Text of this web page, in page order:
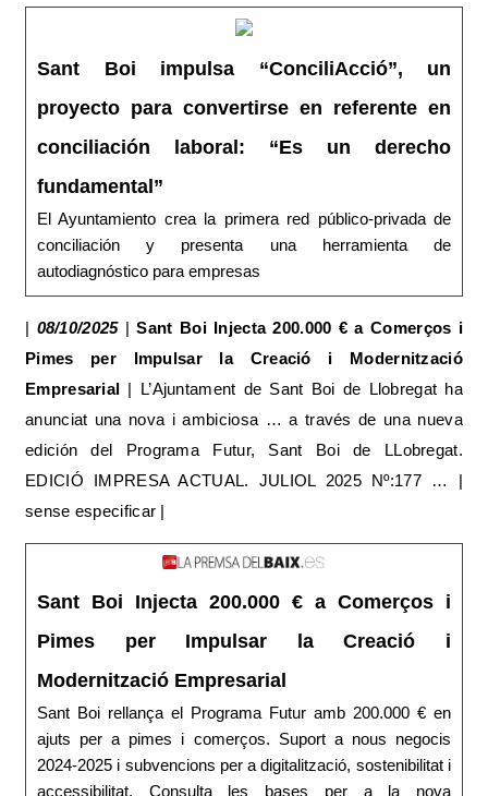
Sant Boi impulsa “ConciliAcció”, un
proyecto para convertirse en referente en
conciliación laboral: “Es un derecho
fundamental”
El Ayuntamiento crea la primera red público-privada de
conciliación y presenta una herramienta de
autodiagnóstico para empresas
| 08/10/2025|Sant Boi Injecta 200.000 € a Comerços i
Pimes per Impulsar la Creació i Modernització
Empresarial | L’Ajuntament de Sant Boi de Llobregat ha
anunciat una nova i ambiciosa … a través de una nueva
edición del Programa Futur, Sant Boi de LLobregat.
EDICIÓ IMPRESA ACTUAL. JULIOL 2025 Nº:177 … |
sense especificar |
Sant Boi Injecta 200.000 € a Comerços i
Pimes per Impulsar la Creació i
Modernització Empresarial
Sant Boi rellança el Programa Futur amb 200.000 € en
ajuts per a pimes i comerços. Suport a nous negocis
2024-2025 i subvencions per a digitalització, sostenibilitat i
accessibilitat. Consulta les bases per a la nova